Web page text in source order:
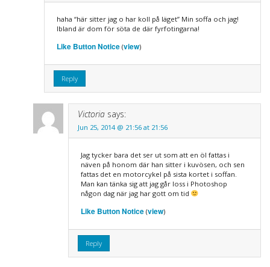
haha “här sitter jag o har koll på läget” Min soffa och jag!
Ibland är dom för söta de där fyrfotingarna!
Like Button Notice(view)
Reply
Victoria says:
Jun 25, 2014 @ 21:56 at 21:56
Jag tycker bara det ser ut som att en öl fattas i
näven på honom där han sitter i kuvösen, och sen
fattas det en motorcykel på sista kortet i soffan.
Man kan tänka sig att jag går loss i Photoshop
någon dag när jag har gott om tid
Like Button Notice(view)
Reply